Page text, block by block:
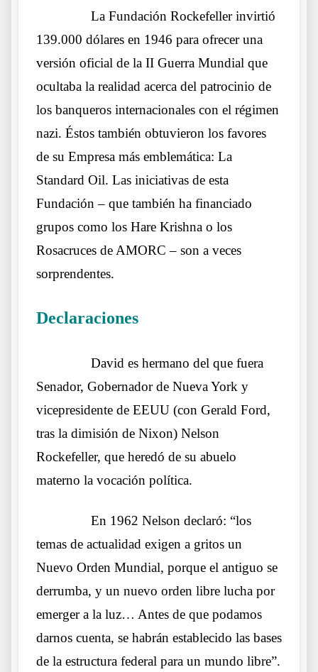
La Fundación Rockefeller invirtió
139.000 dólares en 1946 para ofrecer una
versión oficial de la II Guerra Mundial que
ocultaba la realidad acerca del patrocinio de
los banqueros internacionales con el régimen
nazi. Éstos también obtuvieron los favores
de su Empresa más emblemática: La
Standard Oil. Las iniciativas de esta
Fundación – que también ha financiado
grupos como los Hare Krishna o los
Rosacruces de AMORC – son a veces
sorprendentes.
Declaraciones
David es hermano del que fuera
Senador, Gobernador de Nueva York y
vicepresidente de EEUU (con Gerald Ford,
tras la dimisión de Nixon) Nelson
Rockefeller, que heredó de su abuelo
materno la vocación política.
En 1962 Nelson declaró: “los
temas de actualidad exigen a gritos un
Nuevo Orden Mundial, porque el antiguo se
derrumba, y un nuevo orden libre lucha por
emerger a la luz… Antes de que podamos
darnos cuenta, se habrán establecido las bases
de la estructura federal para un mundo libre”.